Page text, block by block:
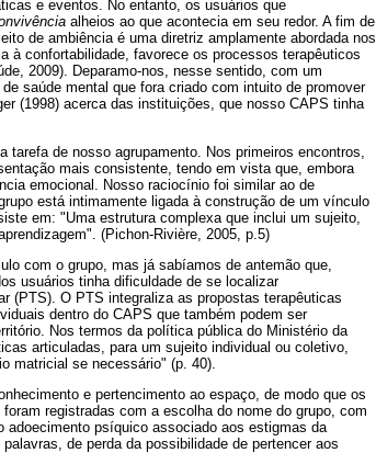
e eventos. No entanto, os usuários que
alheios ao que acontecia em seu redor. A fim de
de ambiência é uma diretriz amplamente abordada nos
à confortabilidade, favorece os processos terapêuticos
2009). Deparamo-nos, nesse sentido, com um
saúde mental que fora criado com intuito de promover
(1998) acerca das instituições, que nosso CAPS tinha
de nosso agrupamento. Nos primeiros encontros,
mais consistente, tendo em vista que, embora
emocional. Nosso raciocínio foi similar ao de
está intimamente ligada à construção de um vínculo
em: "Uma estrutura complexa que inclui um sujeito,
(Pichon-Rivière, 2005, p.5)
com o grupo, mas já sabíamos de antemão que,
usuários tinha dificuldade de se localizar
(PTS). O PTS integraliza as propostas terapêuticas
dentro do CAPS que também podem ser
Nos termos da política pública do Ministério da
articuladas, para um sujeito individual ou coletivo,
matricial se necessário" (p. 40).
e pertencimento ao espaço, de modo que os
registradas com a escolha do nome do grupo, com
adoecimento psíquico associado aos estigmas da
de perda da possibilidade de pertencer aos